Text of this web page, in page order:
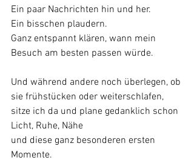
Ein paar Nachrichten hin und her.
Ein bisschen plaudern.
Ganz entspannt klären, wann mein
Besuch am besten passen würde.
Und während andere noch überlegen, ob
sie frühstücken oder weiterschlafen,
sitze ich da und plane gedanklich schon
Licht, Ruhe, Nähe
und diese ganz besonderen ersten
Momente.